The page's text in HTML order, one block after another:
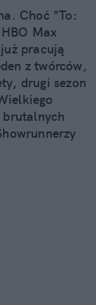
Choć "To:
Max
pracują
z twórców,
drugi sezon
brutalnych